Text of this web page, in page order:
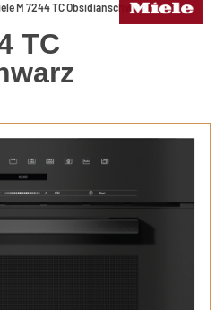
M 7244 TC Obsidianschwarz
TC